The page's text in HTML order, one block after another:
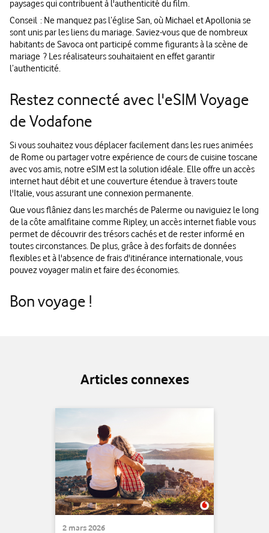
paysages qui contribuent à l'authenticité du film.
Conseil : Ne manquez pas l’église San, où Michael et Apollonia se
sont unis par les liens du mariage. Saviez-vous que de nombreux
habitants de Savoca ont participé comme figurants à la scène de
mariage ? Les réalisateurs souhaitaient en effet garantir
l’authenticité.
Restez connecté avec l'eSIM Voyage
de Vodafone
Si vous souhaitez vous déplacer facilement dans les rues animées
de Rome ou partager votre expérience de cours de cuisine toscane
avec vos amis, notre eSIM est la solution idéale. Elle offre un accès
internet haut débit et une couverture étendue à travers toute
l'Italie, vous assurant une connexion permanente.
Que vous flâniez dans les marchés de Palerme ou naviguiez le long
de la côte amalfitaine comme Ripley, un accès internet fiable vous
permet de découvrir des trésors cachés et de rester informé en
toutes circonstances. De plus, grâce à des forfaits de données
flexibles et à l'absence de frais d'itinérance internationale, vous
pouvez voyager malin et faire des économies.
Bon voyage !
Articles connexes
2 mars 2026